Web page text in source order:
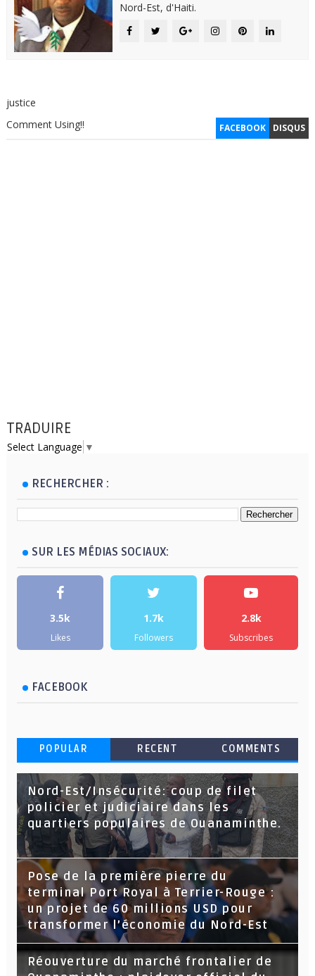
Nord-Est, d'Haiti.
justice
FACEBOOK DISQUS
Comment Using!!
TRADUIRE
Select Language ▼
RECHERCHER :
SUR LES MÉDIAS SOCIAUX:
3.5k
Likes
1.7k
Followers
2.8k
Subscribes
FACEBOOK
POPULAR RECENT COMMENTS
Nord-Est/Insécurité: coup de filet
policier et judiciaire dans les
quartiers populaires de Ouanaminthe.
Pose de la première pierre du
terminal Port Royal à Terrier-Rouge :
un projet de 60 millions USD pour
transformer l’économie du Nord-Est
Réouverture du marché frontalier de